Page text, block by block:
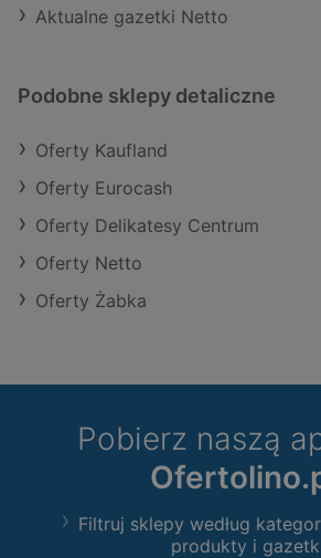
Aktualne gazetki Netto
Podobne sklepy detaliczne
Oferty Kaufland
Oferty Eurocash
Oferty Delikatesy Centrum
Oferty Netto
Oferty Żabka
Pobierz naszą
Filtruj sklepy według
produkty i